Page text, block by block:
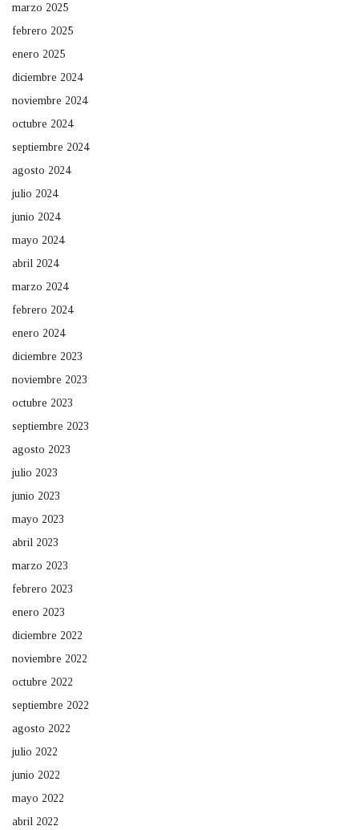
marzo 2025
febrero 2025
enero 2025
diciembre 2024
noviembre 2024
octubre 2024
septiembre 2024
agosto 2024
julio 2024
junio 2024
mayo 2024
abril 2024
marzo 2024
febrero 2024
enero 2024
diciembre 2023
noviembre 2023
octubre 2023
septiembre 2023
agosto 2023
julio 2023
junio 2023
mayo 2023
abril 2023
marzo 2023
febrero 2023
enero 2023
diciembre 2022
noviembre 2022
octubre 2022
septiembre 2022
agosto 2022
julio 2022
junio 2022
mayo 2022
abril 2022